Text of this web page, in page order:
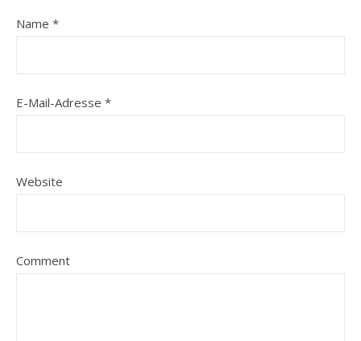
Name *
E-Mail-Adresse *
Website
Comment